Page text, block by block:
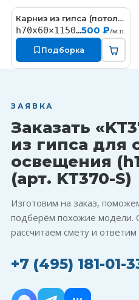
КT327Карниз из гипса (потолочный плинтус) (h70x60мм)
h70x60×1150мм500 ₽/м.п.
Подборка
ЗАЯВКА
Заказать
из гипса для
освещения
(арт. KT370-S)
Изготовим на заказ,
подберём похожие модели.
рассчитаем смету и
+7 (495) 181-01-